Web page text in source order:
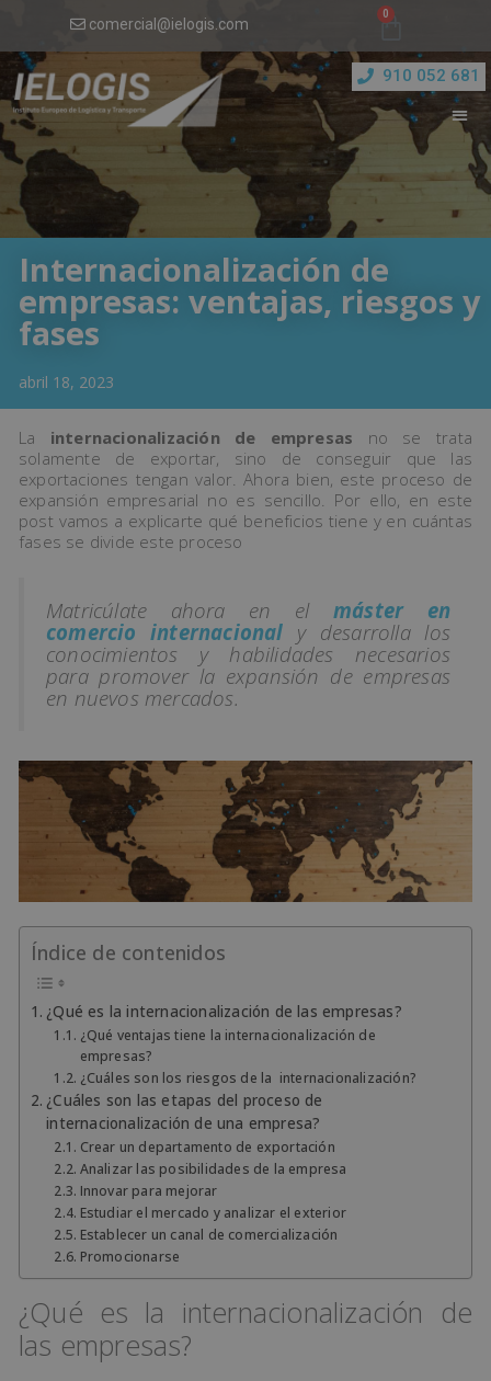
comercial@ielogis.com
910 052 681
Internacionalización de
empresas: ventajas, riesgos y
fases
abril 18, 2023
La internacionalización de empresas no se trata
solamente de exportar, sino de conseguir que las
exportaciones tengan valor. Ahora bien, este proceso de
expansión empresarial no es sencillo. Por ello, en este
post vamos a explicarte qué beneficios tiene y en cuántas
fases se divide este proceso
Matricúlate ahora en el máster en
comercio internacional y desarrolla los
conocimientos y habilidades necesarios
para promover la expansión de empresas
en nuevos mercados.
Índice de contenidos
¿Qué es la internacionalización de las empresas?
¿Qué ventajas tiene la internacionalización de
empresas?
¿Cuáles son los riesgos de la internacionalización?
¿Cuáles son las etapas del proceso de
internacionalización de una empresa?
Crear un departamento de exportación
Analizar las posibilidades de la empresa
Innovar para mejorar
Estudiar el mercado y analizar el exterior
Establecer un canal de comercialización
Promocionarse
¿Qué es la internacionalización de
las empresas?